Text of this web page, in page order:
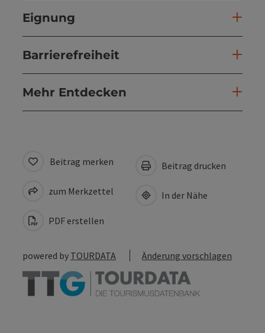
Eignung
Barrierefreiheit
Mehr Entdecken
Beitrag merken
zum Merkzettel
PDF erstellen
Beitrag drucken
In der Nähe
powered by TOURDATA Änderung vorschlagen